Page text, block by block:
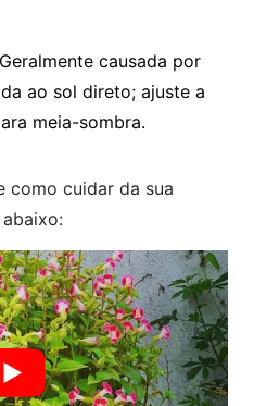
Geralmente causada por
ao sol direto; ajuste a
meia-sombra.
como cuidar da sua